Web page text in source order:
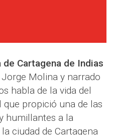
Cartagena de Indias
Molina y narrado
habla de la vida del
propició una de las
humillantes a la
ciudad de Cartagena